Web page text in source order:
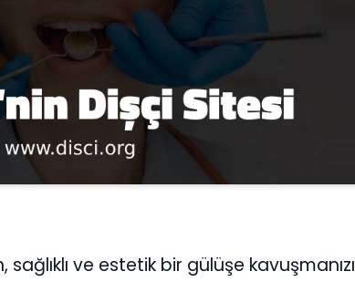
ve estetik bir gülüşe kavuşmanızı